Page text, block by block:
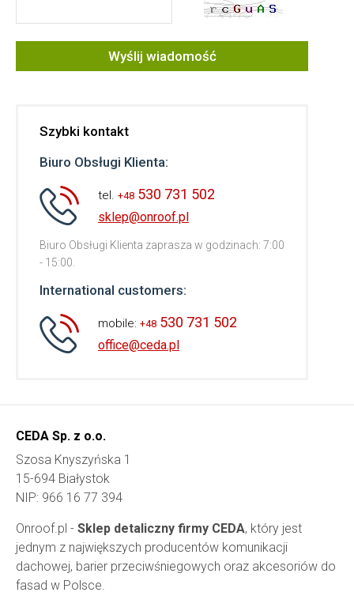
Wyślij wiadomość
Szybki kontakt
Biuro Obsługi Klienta:
tel. +48 530 731 502
sklep@onroof.pl
Biuro Obsługi Klienta zaprasza w godzinach: 7:00
- 15:00.
International customers:
mobile: +48 530 731 502
office@ceda.pl
CEDA Sp. z o.o.
Szosa Knyszyńska 1
15-694 Białystok
NIP: 966 16 77 394
Onroof.pl - Sklep detaliczny firmy CEDA, który jest
jednym z największych producentów komunikacji
dachowej, barier przeciwśniegowych oraz akcesoriów do
fasad w Polsce.